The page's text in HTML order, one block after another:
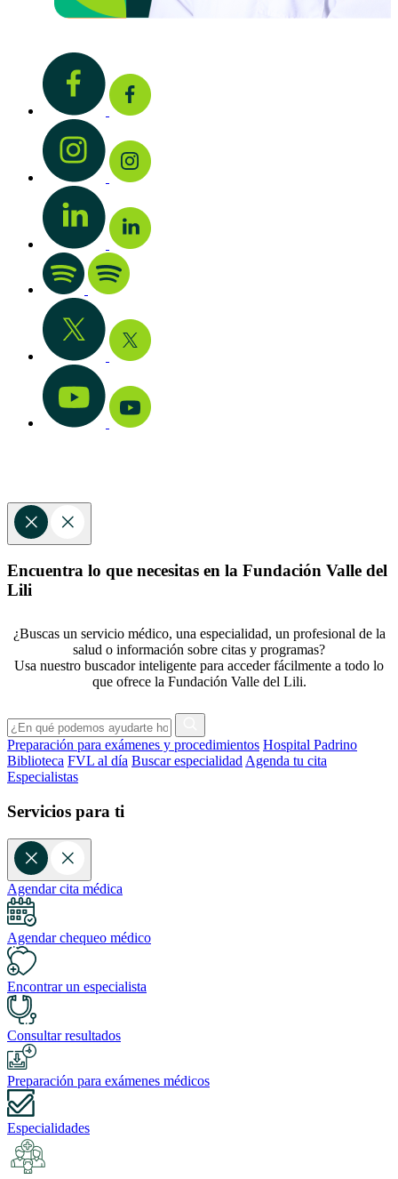
Encuentra lo que necesitas en la Fundación Valle del
Lili
¿Buscas un servicio médico, una especialidad, un profesional de la
salud o información sobre citas y programas?
Usa nuestro buscador inteligente para acceder fácilmente a todo lo
que ofrece la Fundación Valle del Lili.
Preparación para exámenes y procedimientos Hospital Padrino
Biblioteca FVL al día Buscar especialidad Agenda tu cita
Especialistas
Servicios para ti
Agendar cita médica
Agendar chequeo médico
Encontrar un especialista
Consultar resultados
Preparación para exámenes médicos
Especialidades